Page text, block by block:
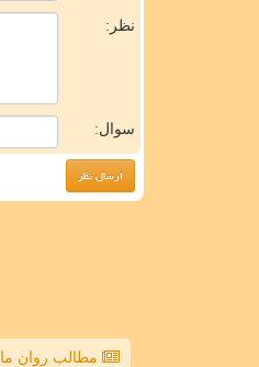
نظر:
سوال:
مطالب روان ما